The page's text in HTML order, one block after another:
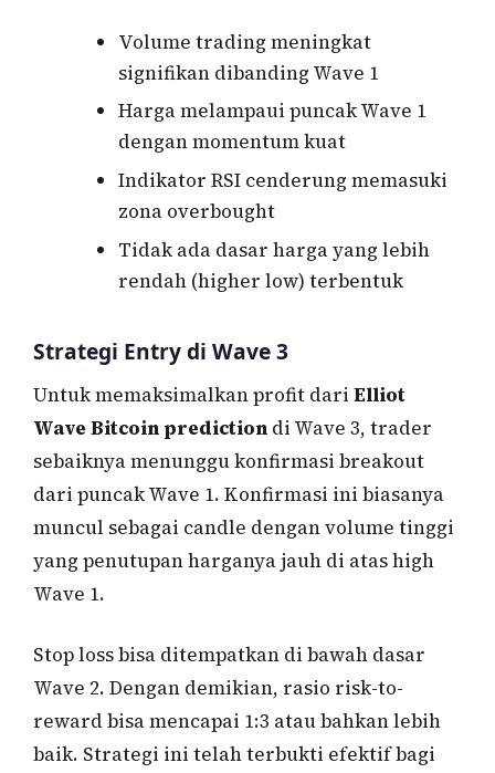
Volume trading meningkat
signifikan dibanding Wave 1
Harga melampaui puncak Wave 1
dengan momentum kuat
Indikator RSI cenderung memasuki
zona overbought
Tidak ada dasar harga yang lebih
rendah (higher low) terbentuk
Strategi Entry di Wave 3
Untuk memaksimalkan profit dari Elliot
Wave Bitcoin prediction di Wave 3, trader
sebaiknya menunggu konfirmasi breakout
dari puncak Wave 1. Konfirmasi ini biasanya
muncul sebagai candle dengan volume tinggi
yang penutupan harganya jauh di atas high
Wave 1.
Stop loss bisa ditempatkan di bawah dasar
Wave 2. Dengan demikian, rasio risk-to-
reward bisa mencapai 1:3 atau bahkan lebih
baik. Strategi ini telah terbukti efektif bagi